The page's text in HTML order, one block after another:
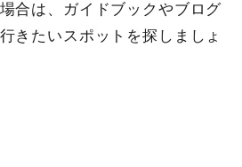
合は、ガイドブックやブログ
きたいスポットを探しましょ